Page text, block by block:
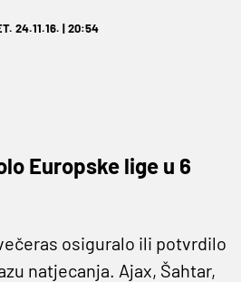
24.11.16. | 20:54
Europske lige u 6
osiguralo ili potvrdilo
natjecanja. Ajax, Šahtar,